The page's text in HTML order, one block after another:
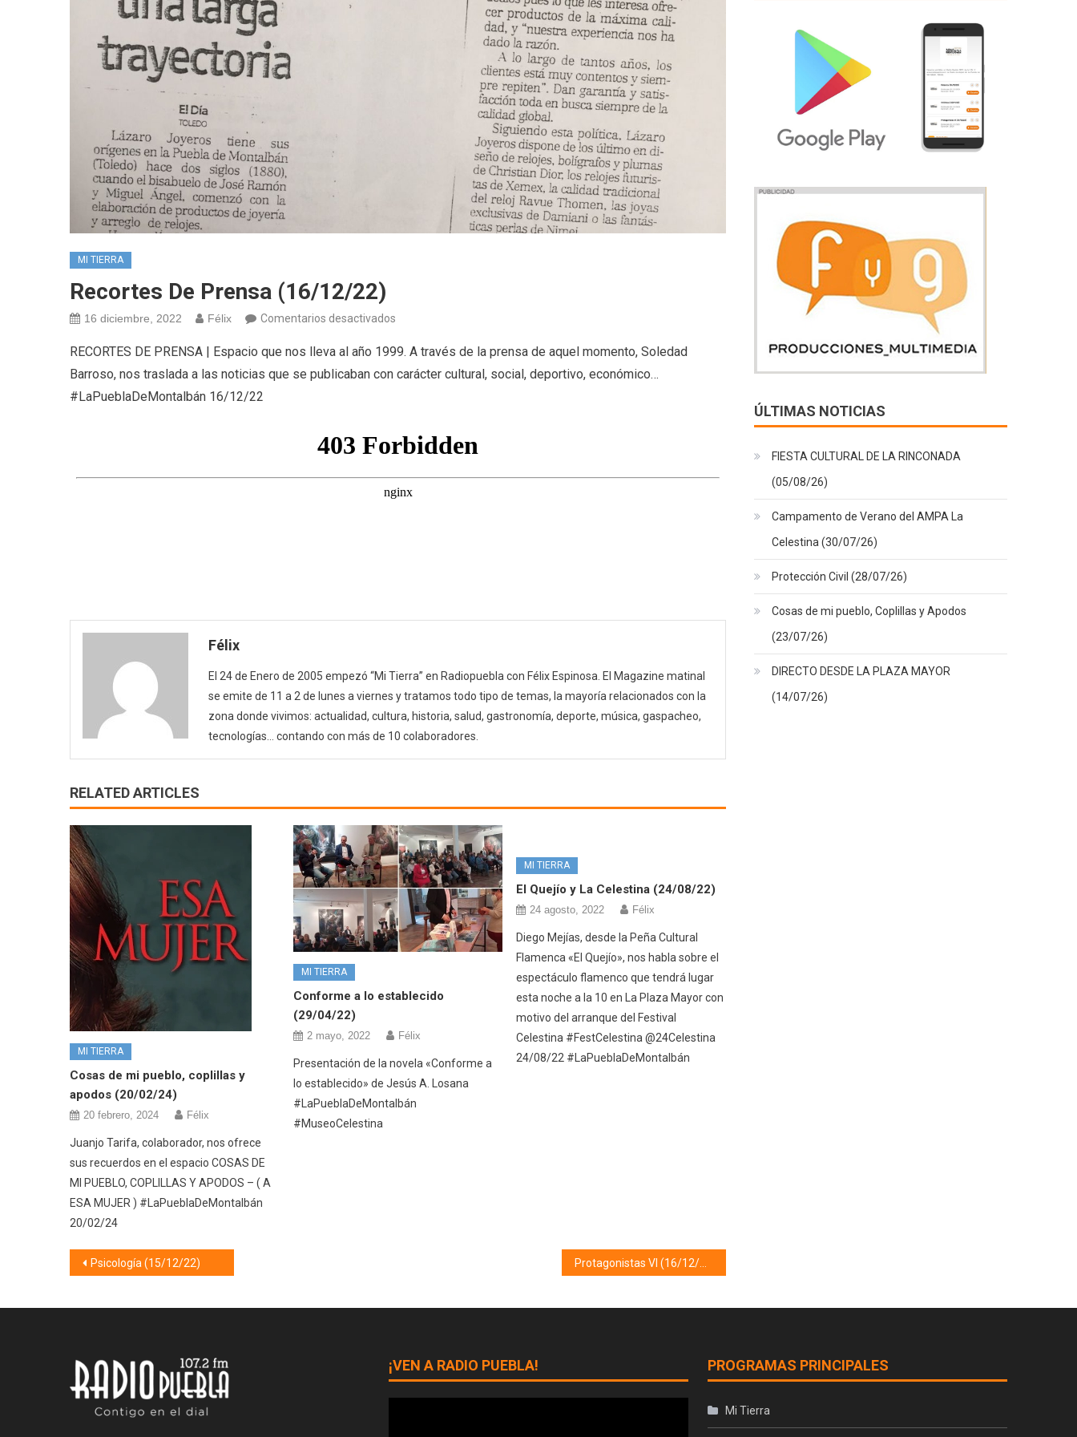
MI TIERRA
Recortes De Prensa (16/12/22)
16 diciembre, 2022 Félix Comentarios desactivados
de
prensa
RECORTES DE PRENSA | Espacio que nos lleva al año 1999. A través de la prensa de aquel momento, Soledad
Barroso, nos traslada a las noticias que se publicaban con carácter cultural, social, deportivo, económico…
#LaPueblaDeMontalbán 16/12/22
Félix
El 24 de Enero de 2005 empezó “Mi Tierra” en Radiopuebla con Félix Espinosa. El Magazine matinal
se emite de 11 a 2 de lunes a viernes y tratamos todo tipo de temas, la mayoría relacionados con la
zona donde vivimos: actualidad, cultura, historia, salud, gastronomía, deporte, música, gaspacheo,
tecnologías… contando con más de 10 colaboradores.
RELATED ARTICLES
MI TIERRA
Cosas de mi pueblo, coplillas y
apodos (20/02/24)
20 febrero, 2024 Félix
Juanjo Tarifa, colaborador, nos ofrece
sus recuerdos en el espacio COSAS DE
MI PUEBLO, COPLILLAS Y APODOS – ( A
ESA MUJER ) #LaPueblaDeMontalbán
20/02/24
MI TIERRA
Conforme a lo establecido
(29/04/22)
2 mayo, 2022 Félix
Presentación de la novela «Conforme a
lo establecido» de Jesús A. Losana
#LaPueblaDeMontalbán
#MuseoCelestina
MI TIERRA
El Quejío y La Celestina (24/08/22)
24 agosto, 2022 Félix
Diego Mejías, desde la Peña Cultural
Flamenca «El Quejío», nos habla sobre el
espectáculo flamenco que tendrá lugar
esta noche a la 10 en La Plaza Mayor con
motivo del arranque del Festival
Celestina #FestCelestina @24Celestina
24/08/22 #LaPueblaDeMontalbán
Navegación
Psicología (15/12/22)
ÚLTIMAS NOTICIAS
FIESTA CULTURAL DE LA RINCONADA
(05/08/26)
Campamento de Verano del AMPA La
Celestina (30/07/26)
Protección Civil (28/07/26)
Cosas de mi pueblo, Coplillas y Apodos
(23/07/26)
DIRECTO DESDE LA PLAZA MAYOR
(14/07/26)
¡VEN A RADIO PUEBLA! PROGRAMAS PRINCIPALES
Mi Tierra